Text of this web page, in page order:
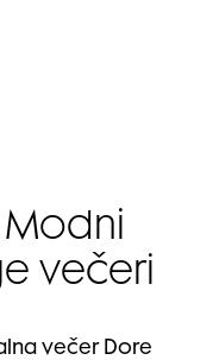
večeri
večer Dore